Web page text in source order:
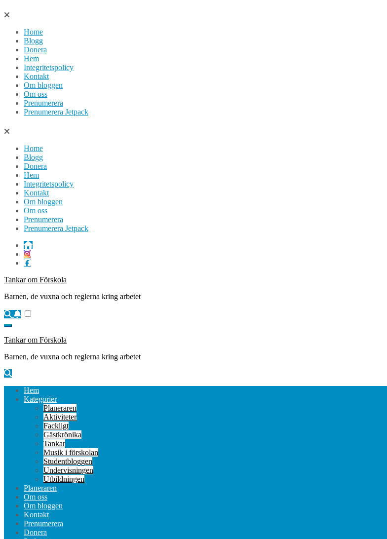
Hoppa
innehållHome
Blogg
Donera
Hem
Integritetspolicy
Kontakt
Om bloggen
Om oss
Prenumerera
Prenumerera Jetpack
Home
Blogg
Donera
Hem
Integritetspolicy
Kontakt
Om bloggen
Om oss
Prenumerera
Prenumerera Jetpack
Tankar om Förskola
Barnen, de vuxna och reglerna kring arbetet
Tankar om Förskola
Barnen, de vuxna och reglerna kring arbetet
Hem
Kategorier
Planeraren
Aktiviteter
Fackligt
Gästkrönika
Tankar
Musik i förskolan
Studentbloggen
Undervisningen
Utbildningen
Planeraren
Om oss
Om bloggen
Kontakt
Prenumerera
Donera